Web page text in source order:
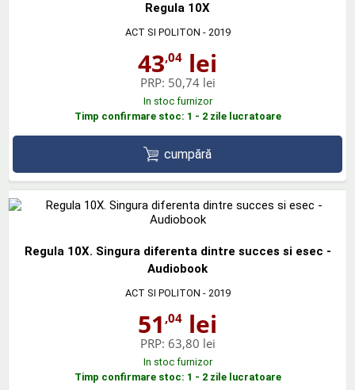
Regula 10X
ACT SI POLITON - 2019
43,04 lei
PRP: 50,74 lei
In stoc furnizor
Timp confirmare stoc: 1 - 2 zile lucratoare
cumpără
Regula 10X. Singura diferenta dintre succes si esec -
Audiobook
ACT SI POLITON - 2019
51 ,04 lei
PRP: 63,80 lei
In stoc furnizor
Timp confirmare stoc: 1 - 2 zile lucratoare